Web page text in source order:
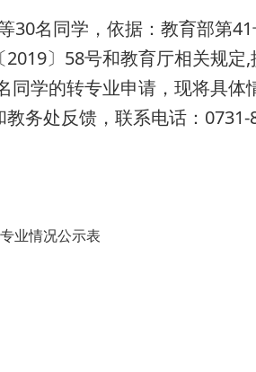
名同学，依据：教育部第
〕58号和教育厅相关规
同学的转专业申请，现将具
务处反馈，联系电话：
业情况公示表